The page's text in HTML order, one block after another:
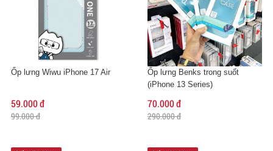
Ốp lưng Wiwu iPhone 17 Air
59.000 đ
99.000 đ
Ốp lưng Benks trong suốt
(iPhone 13 Series)
70.000 đ
290.000 đ